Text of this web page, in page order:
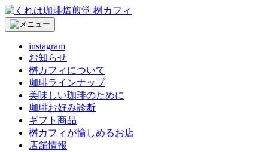
コ
ン
テ
フ
instagram
お知らせ
桝カフィについて
珈琲ラインナップ
美味しい珈琲のために
珈琲お好み診断
ギフト商品
桝カフィが愉しめるお店
店舗情報